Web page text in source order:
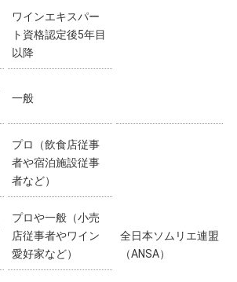
ワインエキスパー
ト資格認定後5年目
以降
一般
プロ（飲食店従事
者や宿泊施設従事
者など）
全日本ソムリエ連盟
（ANSA）
プロや一般（小売
店従事者やワイン
愛好家など）